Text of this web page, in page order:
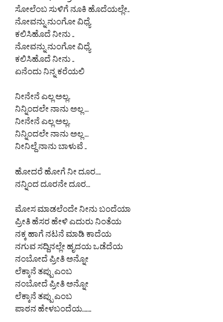
ಸೋಲೆಂಬ ಸುಳಿಗೆ ನೂಕಿ ಹೊದೆಯಲ್ಲೇ..
ನೋವನ್ನು ನುಂಗೋ ವಿಧ್ಯೆ
ಕಲಿಸಿಹೊದೆ ನೀನು ..
ನೋವನ್ನು ನುಂಗೋ ವಿಧ್ಯೆ
ಕಲಿಸಿಹೊದೆ ನೀನು ..
ಏನೆಂದು ನಿನ್ನ ಕರೆಯಲಿ
ನೀನೇನೆ ಎಲ್ಲ ಅಲ್ಲ..
ನಿನ್ನಿಂದಲೇ ನಾನು ಅಲ್ಲ …
ನೀನೇನೆ ಎಲ್ಲ ಅಲ್ಲ..
ನಿನ್ನಿಂದಲೇ ನಾನು ಅಲ್ಲ …
ನೀನಿಲ್ದೆ ನಾನು ಬಾಳುವೆ ..
ಹೋದರೆ ಹೋಗೆ ನೀ ದೂರ….
ನನ್ನಿಂದ ದೂರನೇ ದೂರ…
ಮೋಸ ಮಾಡಲೆಂದೇ ನೀನು ಬಂದೆಯಾ
ಪ್ರೀತಿ ಹೆಸರ ಹೇಳಿ ಎದುರು ನಿಂತೆಯ
ನಕ್ಕ ಹಾಗೆ ನಟನೆ ಮಾಡಿ ಕಾದೆಯ
ನಗುವ ಸದ್ದಿನಲ್ಲೇ ಹೃದಯ ಒಡೆದೆಯ
ನಂಬೋದೆ ಪ್ರೀತಿ ಅನ್ನೋ
ಲೆಕ್ಕಾನೆ ತಪ್ಪು ಎಂಬ
ನಂಬೋದೆ ಪ್ರೀತಿ ಅನ್ನೋ
ಲೆಕ್ಕಾನೆ ತಪ್ಪು ಎಂಬ
ಪಾಠನ ಹೇಳಬಂದೆಯ…….